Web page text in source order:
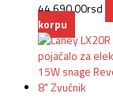
44.690,00rsd
korpu